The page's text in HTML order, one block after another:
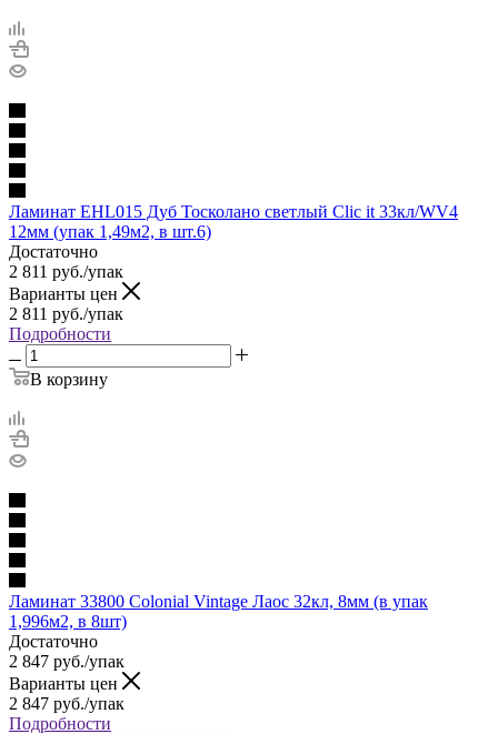
Ламинат EHL015 Дуб Тосколано светлый Сlic it 33кл/WV4
12мм (упак 1,49м2, в шт.6)
Достаточно
2 811 руб./упак
Варианты цен
2 811 руб./упак
Подробности
В корзину
Ламинат 33800 Colonial Vintage Лаос 32кл, 8мм (в упак
1,996м2, в 8шт)
Достаточно
2 847 руб./упак
Варианты цен
2 847 руб./упак
Подробности